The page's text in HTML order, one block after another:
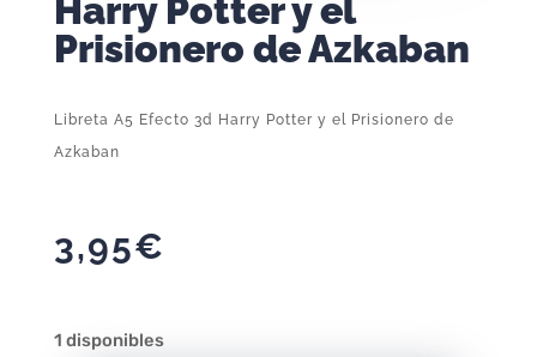
Harry Potter y el
Prisionero de Azkaban
Libreta A5 Efecto 3d Harry Potter y el Prisionero de
Azkaban
3,95€
1 disponibles